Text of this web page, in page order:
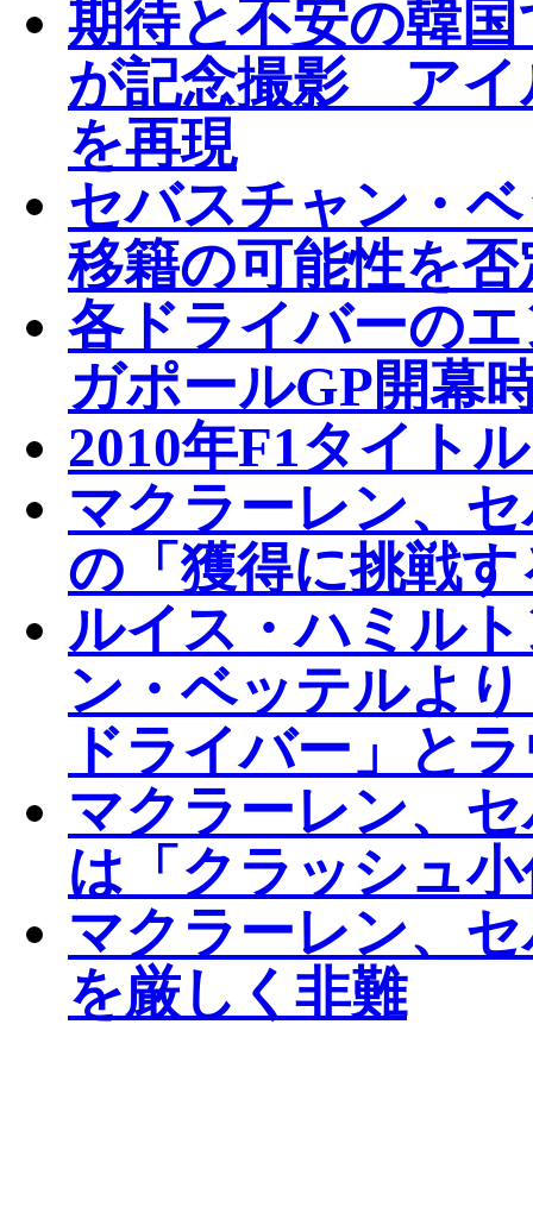
期待と不安の韓
が記念撮影 アイ
を再現
セバスチャン・
移籍の可能性を
各ドライバーの
ガポールGP開幕
2010年F1タイト
マクラーレン、
の「獲得に挑戦
ルイス・ハミル
ン・ベッテルよ
ドライバー」と
マクラーレン、
は「クラッシュ
マクラーレン、
を厳しく非難